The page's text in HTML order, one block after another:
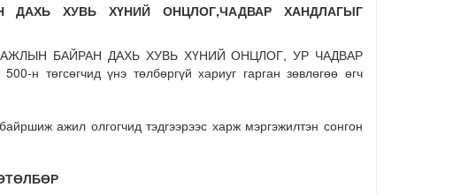
ДАХЬ ХУВЬ ХҮНИЙ ОНЦЛОГ,ЧАДВАР ХАНДЛАГЫГ
АЖЛЫН БАЙРАН ДАХЬ ХУВЬ ХҮНИЙ ОНЦЛОГ, УР ЧАДВАР
төгсөгчид үнэ төлбөргүй хариуг гарган зөвлөгөө өгч
ажил олгогчид тэдгээрээс харж мэргэжилтэн сонгон